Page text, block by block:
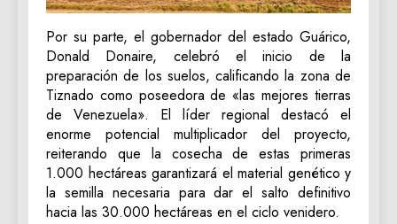
Por su parte, el gobernador del estado Guárico,
Donald Donaire, celebró el inicio de la
preparación de los suelos, calificando la zona de
Tiznado como poseedora de «las mejores tierras
de Venezuela». El líder regional destacó el
enorme potencial multiplicador del proyecto,
reiterando que la cosecha de estas primeras
1.000 hectáreas garantizará el material genético y
la semilla necesaria para dar el salto definitivo
hacia las 30.000 hectáreas en el ciclo venidero.